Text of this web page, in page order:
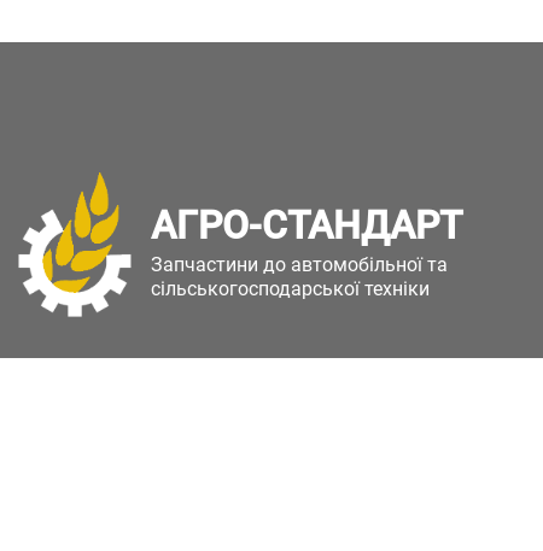
АГРО-СТАНДАРТ
Запчастини до автомобільної та
сільськогосподарської техніки